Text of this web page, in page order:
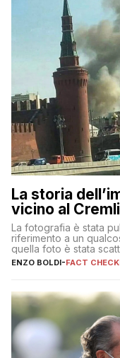
La storia
vicino al
La fotografia è stata
riferimento a un
quella foto è stata
ENZO BOLDI-FACT